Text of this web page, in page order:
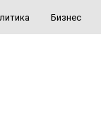
Бизнес